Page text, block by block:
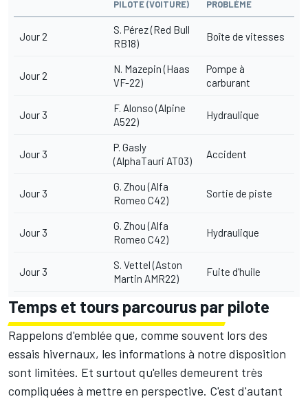
PILOTE (VOITURE) PROBLÈME
Jour 2
S. Pérez (Red Bull
RB18)
Boîte de vitesses
Jour 2
N. Mazepin (Haas
VF-22)
Pompe à
carburant
Jour 3
F. Alonso (Alpine
A522)
Hydraulique
Jour 3
P. Gasly
(AlphaTauri AT03)
Accident
Jour 3
G. Zhou (Alfa
Romeo C42)
Sortie de piste
Jour 3
G. Zhou (Alfa
Romeo C42)
Hydraulique
Jour 3
S. Vettel (Aston
Martin AMR22)
Fuite d'huile
Temps et tours parcourus par pilote
Rappelons d'emblée que, comme souvent lors des
essais hivernaux, les informations à notre disposition
sont limitées. Et surtout qu'elles demeurent très
compliquées à mettre en perspective. C'est d'autant